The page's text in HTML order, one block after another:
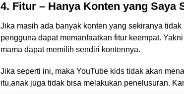
4. Fitur – Hanya Konten yang Saya
Jika masih ada banyak konten yang sekiranya
pengguna dapat memanfaatkan fitur keempat.
mama dapat memilih sendiri kontennya.
Jika seperti ini, maka YouTube kids tidak akan
itu,anak juga tidak bisa melakukan penelusuran.